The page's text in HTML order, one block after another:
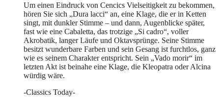
Um einen Eindruck von Cencics Vielseitigkeit zu bekommen,
hören Sie sich „Dura lacci“ an, eine Klage, die er in Ketten
singt, mit dunkler Stimme – und dann, Augenblicke später,
fast wie eine Cabaletta, das trotzige „Si cadro“, voller
Akrobatik, langer Läufe und Oktavsprünge. Seine Stimme
besitzt wunderbare Farben und sein Gesang ist furchtlos, ganz
wie es seinem Charakter entspricht. Sein „Vado morir“ im
letzten Akt ist beinahe eine Klage, die Kleopatra oder Alcina
würdig wäre.
-Classics Today-